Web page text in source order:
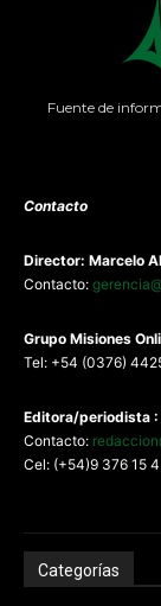
Fuente de
Contacto
Director: Marcelo
Contacto:
Grupo Misiones
Tel: +54 (0376)
Editora/periodista
Contacto:
Cel: (+54)9 376 15
Categorías